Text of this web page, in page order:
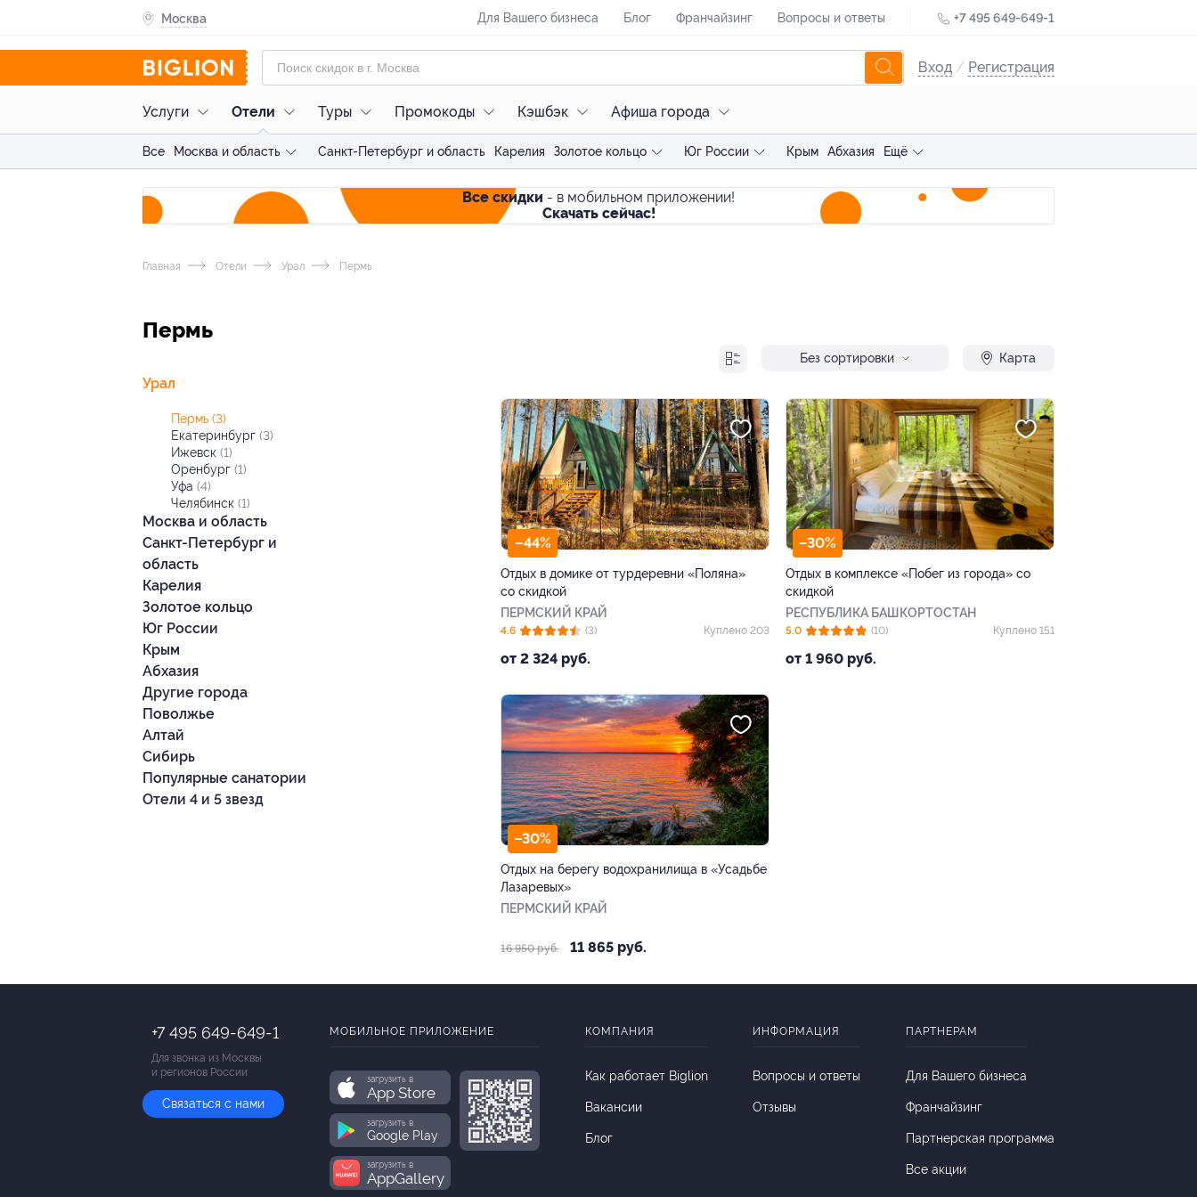
Москва Для Вашего бизнеса Блог Франчайзинг Вопросы и ответы +7 495 649-649-1
Вход / Регистрация
Услуги Отели Туры Промокоды Кэшбэк Афиша города
Все Москва и область Санкт-Петербург и область Карелия Золотое кольцо Юг России Крым Абхазия Ещё
Все скидки - в мобильном приложении!
Скачать сейчас!
Главная Отели Урал Пермь
Пермь
Без сортировки Карта
Москва и область
Санкт-Петербург и
область
Карелия
Золотое кольцо
Юг России
Крым
Абхазия
Другие города
Поволжье
Алтай
Урал
Екатеринбург (3)
Ижевск (1)
Оренбург (1)
Пермь (3)
Уфа (4)
Челябинск (1)
Сибирь
Популярные санатории
Отели 4 и 5 звезд
–44%
Отдых в домике от турдеревни «Поляна»
со скидкой
ПЕРМСКИЙ КРАЙ
от 2 324 руб.
4.6 (3) Куплено 203
–30%
Отдых в комплексе «Побег из города» со
скидкой
РЕСПУБЛИКА БАШКОРТОСТАН
от 1 960 руб.
5.0 (10) Куплено 151
–30%
Отдых на берегу водохранилища в «Усадьбе
Лазаревых»
ПЕРМСКИЙ КРАЙ
16 950 руб. 11 865 руб.
+7 495 649-649-1
Для звонка из Москвы
и регионов России
Связаться с нами
МОБИЛЬНОЕ ПРИЛОЖЕНИЕ
загрузить в
App Store
загрузить в
Google Play
загрузить в
AppGallery
КОМПАНИЯ
Как работает Biglion
Вакансии
Блог
ИНФОРМАЦИЯ
Вопросы и ответы
Отзывы
ПАРТНЕРАМ
Для Вашего бизнеса
Франчайзинг
Партнерская программа
Все акции